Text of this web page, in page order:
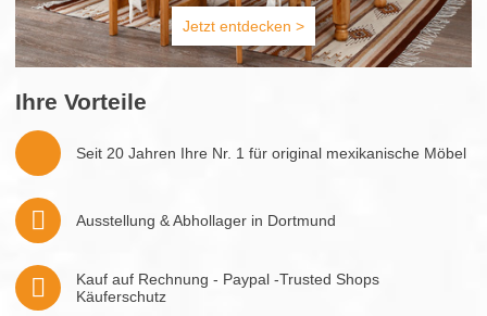
Jetzt entdecken >
Ihre Vorteile
Seit 20 Jahren Ihre Nr. 1 für original mexikanische Möbel
Ausstellung & Abhollager in Dortmund
Kauf auf Rechnung - Paypal -Trusted Shops
Käuferschutz